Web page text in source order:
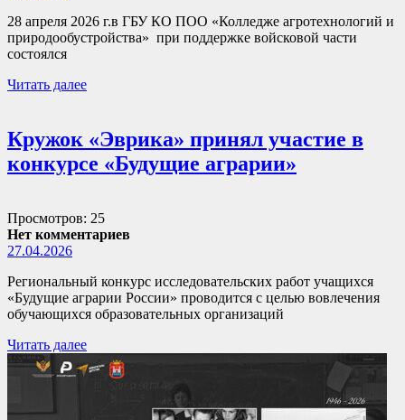
28 апреля 2026 г.в ГБУ КО ПОО «Колледже агротехнологий и
природообустройства» при поддержке войсковой части
состоялся
Читать далее
Кружок «Эврика» принял участие в
конкурсе «Будущие аграрии»
Просмотров: 25
Нет комментариев
27.04.2026
Региональный конкурс исследовательских работ учащихся
«Будущие аграрии России» проводится с целью вовлечения
обучающихся образовательных организаций
Читать далее